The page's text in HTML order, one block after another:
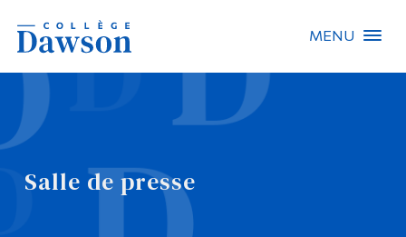
MENU
Salle de presse
Recherche sur le site
Recherche de personnes
EN